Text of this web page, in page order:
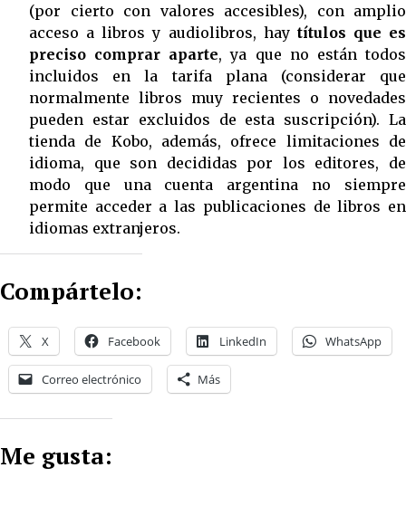
(por cierto con valores accesibles), con amplio
acceso a libros y audiolibros, hay títulos que es
preciso comprar aparte, ya que no están todos
incluidos en la tarifa plana (considerar que
normalmente libros muy recientes o novedades
pueden estar excluidos de esta suscripción). La
tienda de Kobo, además, ofrece limitaciones de
idioma, que son decididas por los editores, de
modo que una cuenta argentina no siempre
permite acceder a las publicaciones de libros en
idiomas extranjeros.
Compártelo:
X Facebook LinkedIn WhatsApp
Correo electrónico Más
Me gusta: